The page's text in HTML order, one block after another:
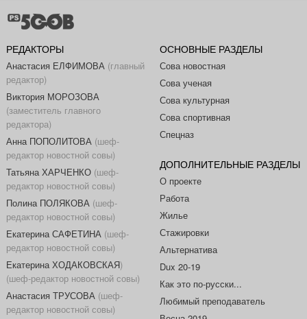
РЕДАКТОРЫ
Анастасия ЕЛФИМОВА(главный
редактор)
Виктория МОРОЗОВА
(заместитель главного
редактора)
Анна ПОПОЛИТОВА(шеф-
редактор новостной совы)
Татьяна ХАРЧЕНКО(шеф-
редактор новостной совы)
Полина ПОЛЯКОВА(шеф-
редактор новостной совы)
Екатерина САФЕТИНА(шеф-
редактор новостной совы)
Екатерина ХОДАКОВСКАЯ)
(шеф-редактор новостной совы)
Анастасия ТРУСОВА(шеф-
редактор новостной совы)
ОСНОВНЫЕ РАЗДЕЛЫ
Сова новостная
Сова ученая
Сова культурная
Сова спортивная
Спецназ
ДОПОЛНИТЕЛЬНЫЕ РАЗДЕЛЫ
О проекте
Работа
Жилье
Стажировки
Альтернатива
Dux 20-19
Как это по-русски...
Любимый преподаватель